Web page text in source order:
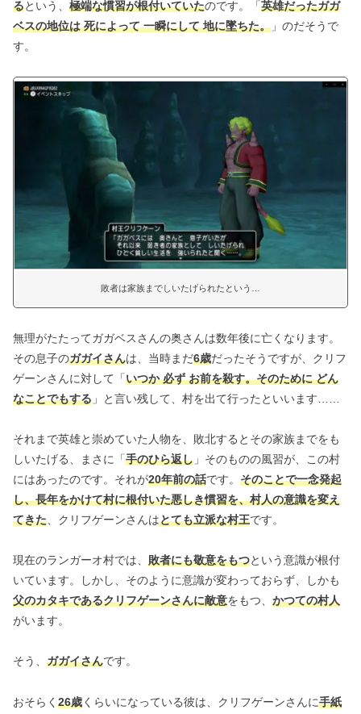
るという、 極端な慣習が根付いていたのです。「英雄だったガガ
ベスの地位は 死によって 一瞬にして 地に墜ちた。 」のだそうで
す。
敗者は家族までしいたげられたという…
無理がたたってガガベスさんの奥さんは数年後に亡くなります。
その息子のガガイさんは、当時まだ6歳だったそうですが、クリフ
ゲーンさんに対して「いつか 必ず お前を殺す。そのために どん
なことでもする 」と言い残して、村を出て行ったといいます……
それまで英雄と崇めていた人物を、敗北するとその家族までをも
しいたげる、まさに「手のひら返し 」そのものの風習が、この村
にはあったのです。それが20年前の話です。 そのことで一念発起
し、長年をかけて村に根付いた悪しき慣習を、村人の意識を変え
てきた 、クリフゲーンさんはとても立派な村王です。
現在のランガーオ村では、 敗者にも敬意をもつという意識が根付
いています。しかし、そのように意識が変わっておらず、しかも
父のカタキであるクリフゲーンさんに敵意をもつ、 かつての村人
がいます。
そう、 ガガイさんです。
おそらく 26歳くらいになっている彼は、クリフゲーンさんに手紙